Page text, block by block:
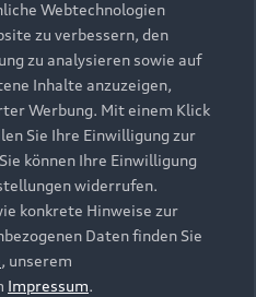
vorbehalten
Webtechnologien
zu verbessern, den
zu analysieren sowie auf
Inhalte anzuzeigen,
Werbung. Mit einem Klick
Sie Ihre Einwilligung zur
können Ihre Einwilligung
widerrufen.
konkrete Hinweise zur
Daten finden Sie
, unserem
Impressum.